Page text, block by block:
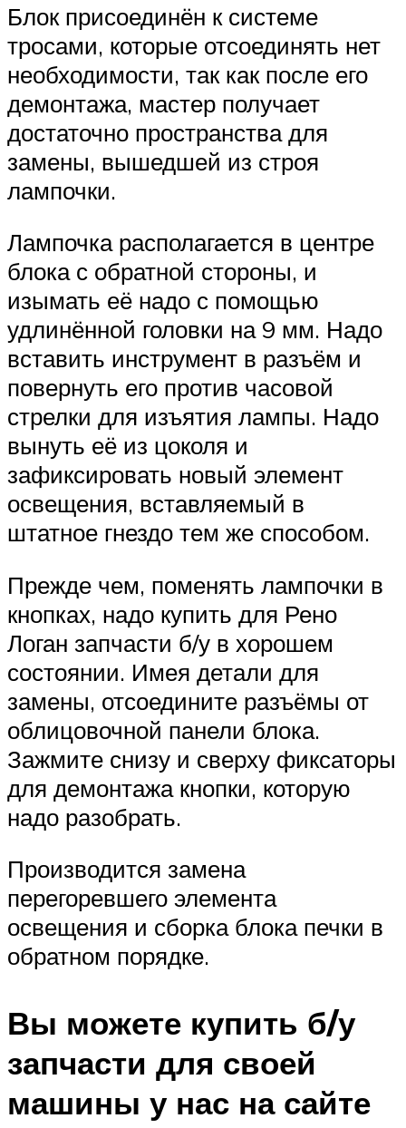
Блок присоединён к системе
тросами, которые отсоединять нет
необходимости, так как после его
демонтажа, мастер получает
достаточно пространства для
замены, вышедшей из строя
лампочки.
Лампочка располагается в центре
блока с обратной стороны, и
изымать её надо с помощью
удлинённой головки на 9 мм. Надо
вставить инструмент в разъём и
повернуть его против часовой
стрелки для изъятия лампы. Надо
вынуть её из цоколя и
зафиксировать новый элемент
освещения, вставляемый в
штатное гнездо тем же способом.
Прежде чем, поменять лампочки в
кнопках, надо купить для Рено
Логан запчасти б/у в хорошем
состоянии. Имея детали для
замены, отсоедините разъёмы от
облицовочной панели блока.
Зажмите снизу и сверху фиксаторы
для демонтажа кнопки, которую
надо разобрать.
Производится замена
перегоревшего элемента
освещения и сборка блока печки в
обратном порядке.
Вы можете купить б/у
запчасти для своей
машины у нас на сайте